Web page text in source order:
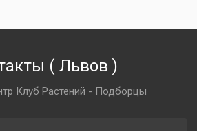
( Львов )
Клуб Растений - Подборцы